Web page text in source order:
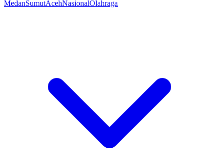
MedanSumutAcehNasionalOlahraga